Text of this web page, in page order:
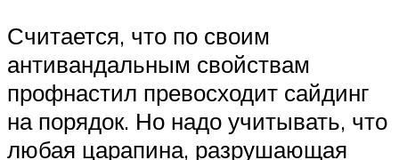
Считается, что по своим
антивандальным свойствам
профнастил превосходит сайдинг
на порядок. Но надо учитывать, что
любая царапина, разрушающая